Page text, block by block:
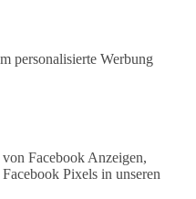
personalisierte Werbung
Facebook Anzeigen,
Pixels in unseren